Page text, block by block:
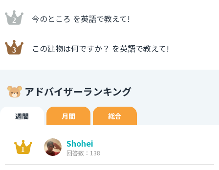
今のところ を英語で教えて!
この建物は何ですか？ を英語で教えて!
アドバイザーランキング
週間 月間 総合
Shohei
回答数：138